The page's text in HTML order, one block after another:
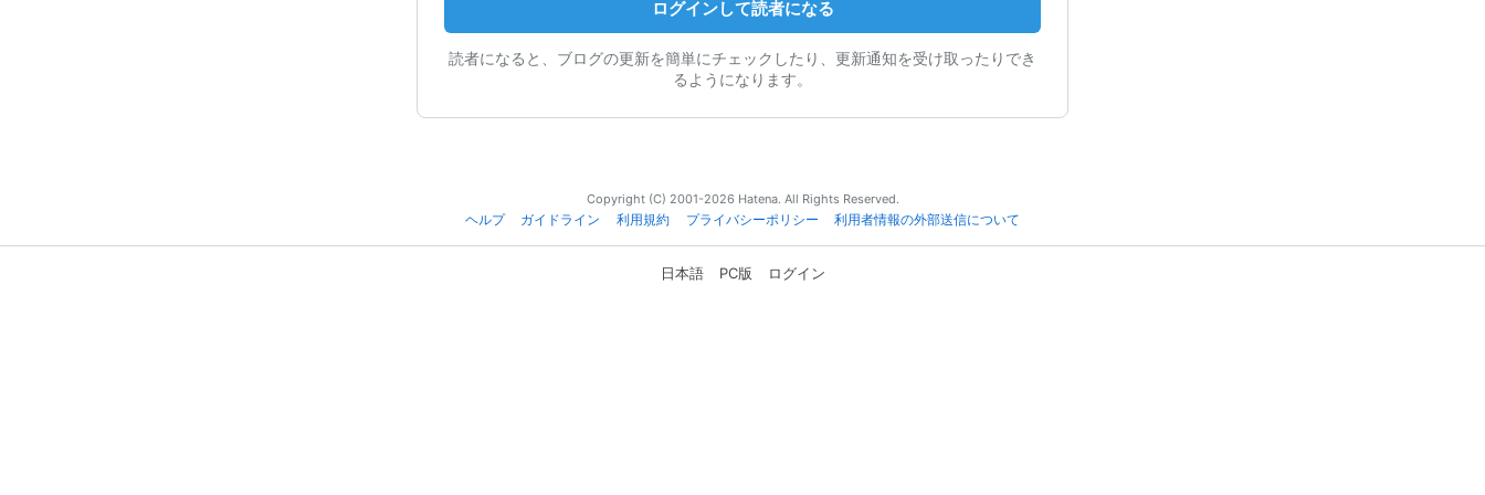
ログインして読者になる
読者になると、ブログの更新を簡単にチェックしたり、更新通知を受け取ったりでき
るようになります。
Copyright (C) 2001-2026 Hatena. All Rights Reserved.
ヘルプ
ガイドライン 利用規約 プライバシーポリシー 利用者情報の外部送信について
日本語 PC版 ログイン